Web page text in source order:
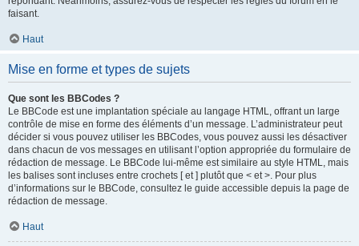
faisant.
Haut
Mise en forme et types de sujets
Que sont les BBCodes ?
Le BBCode est une implantation spéciale au langage HTML, offrant un large
contrôle de mise en forme des éléments d’un message. L’administrateur peut
décider si vous pouvez utiliser les BBCodes, vous pouvez aussi les désactiver
dans chacun de vos messages en utilisant l’option appropriée du formulaire de
rédaction de message. Le BBCode lui-même est similaire au style HTML, mais
les balises sont incluses entre crochets [ et ] plutôt que < et >. Pour plus
d’informations sur le BBCode, consultez le guide accessible depuis la page de
rédaction de message.
Haut